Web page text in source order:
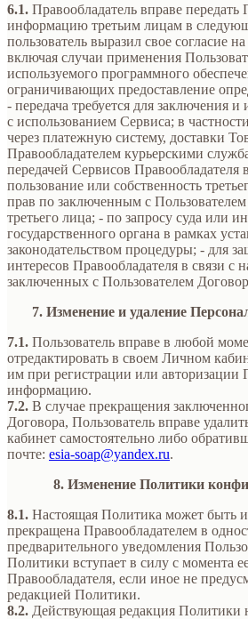
6.1. Правообладатель вправе
информацию третьим лицам в
пользователь выразил свое согласие
включая случаи применения
используемого программного
ограничивающих предоставление
- передача требуется для заключения
с использованием Сервиса; в
через платежную систему, доставки
Правообладателем курьерскими
передачей Сервисов Правообладателя
пользование или собственность
прав по заключенным с
третьего лица; - по запросу суда или
государственного органа в рамках
законодательством процедуры; - для
интересов Правообладателя в связи с
заключенных с Пользователем
7. Изменение и удаление
7.1. Пользователь вправе в любой
отредактировать в своем Личном
им при регистрации или авторизации
информацию.
7.2. В случае прекращения
Договора, Пользователь вправе
кабинет самостоятельно либо
почте: esia-soap@yandex.ru.
8. Изменение Политики
8.1. Настоящая Политика может быть
прекращена Правообладателем в
предварительного уведомления
Политики вступает в силу с момента
Правообладателя, если иное не
редакцией Политики.
8.2. Действующая редакция Политики